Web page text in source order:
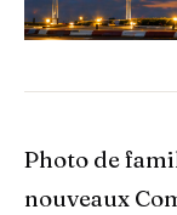
Photo de
nouveaux